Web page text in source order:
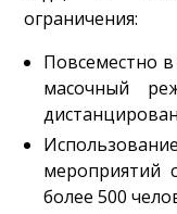
ограничения:
Повсеместно
масочный
мероприятий
более 500